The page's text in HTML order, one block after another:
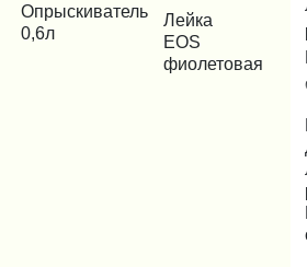
КУПИТЬ В 1 КЛИК
Опрыскиватель
0,6л
КУПИТЬ В 1 КЛИК
Лейка
EOS
фиолетовая